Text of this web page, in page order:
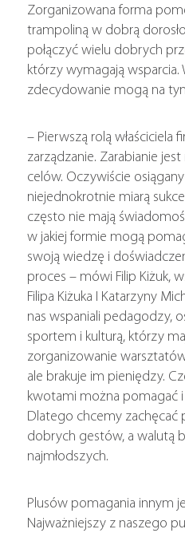
Zorganizowana forma
trampoliną w dobrą
połączyć wielu dobrych
którzy wymagają wsparcia.
zdecydowanie mogą na
– Pierwszą rolą właściciela
zarządzanie. Zarabianie
celów. Oczywiście
niejednokrotnie miarą
często nie mają
w jakiej formie mogą
swoją wiedzę i
proces – mówi Filip Kiżuk,
Filipa Kiżuka I Katarzyny
nas wspaniali pedagodzy,
sportem i kulturą, którzy
zorganizowanie
ale brakuje im pieniędzy.
kwotami można pomagać i
Dlatego chcemy zachęcać
dobrych gestów, a walutą
najmłodszych.
Plusów pomagania innym
Najważniejszy z naszego